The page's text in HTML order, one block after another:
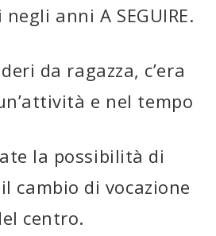
anni A SEGUIRE.
da ragazza, c’era
e nel tempo
la possibilità di
cambio di vocazione
centro.